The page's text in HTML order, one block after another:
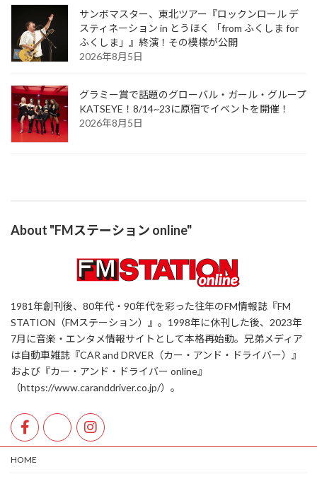
サンボマスター、東北ツアー『ロックンロール デ
スティネーション in とうほく 「from ふくしま for
ふくしま」』終演！その模様が公開
2026年8月5日
グラミー賞で話題のグローバル・ガール・グループ
KATSEYE！8/14~23に原宿でイベントを開催！
2026年8月5日
About "FMステーション online"
1981年創刊後、80年代・90年代を彩った往年のFM情報誌『FM
STATION（FMステーション）』。1998年に休刊した後、2023年
7月に音楽・エンタメ情報サイトとして本格再始動。兄弟メディア
は自動車雑誌『CAR and DRVER（カー・アンド・ドライバー）』
および『カー・アンド・ドライバー online』
（https://www.caranddriver.co.jp/）。
HOME